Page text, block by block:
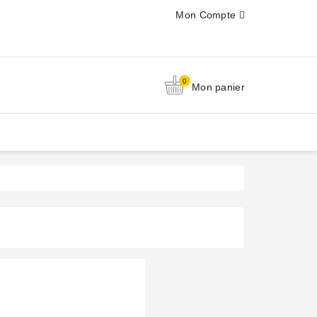
Mon Compte
0 Mon panier